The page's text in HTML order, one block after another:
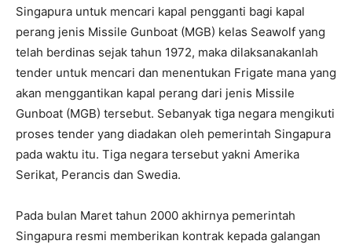
Singapura untuk mencari kapal pengganti bagi kapal
perang jenis Missile Gunboat (MGB) kelas Seawolf yang
telah berdinas sejak tahun 1972, maka dilaksanakanlah
tender untuk mencari dan menentukan Frigate mana yang
akan menggantikan kapal perang dari jenis Missile
Gunboat (MGB) tersebut. Sebanyak tiga negara mengikuti
proses tender yang diadakan oleh pemerintah Singapura
pada waktu itu. Tiga negara tersebut yakni Amerika
Serikat, Perancis dan Swedia.
Pada bulan Maret tahun 2000 akhirnya pemerintah
Singapura resmi memberikan kontrak kepada galangan